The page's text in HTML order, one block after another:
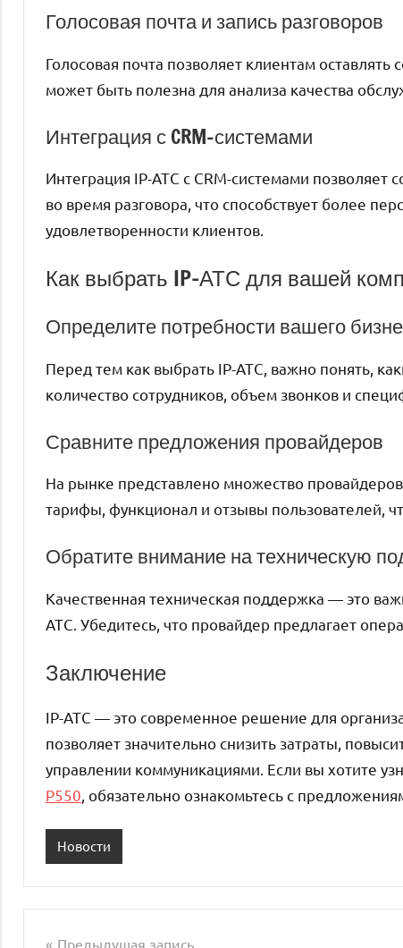
Голосовая почта и запись разговоров
Голосовая почта позволяет клиентам
может быть полезна для анализа качества
Интеграция с CRM-системами
Интеграция IP-АТС с CRM-системами позволяет
во время разговора, что способствует более
удовлетворенности клиентов.
Как выбрать IP-АТС для вашей
Определите потребности вашего
Перед тем как выбрать IP-АТС, важно понять,
количество сотрудников, объем звонков и
Сравните предложения провайдеров
На рынке представлено множество
тарифы, функционал и отзывы пользователей,
Обратите внимание на техническую
Качественная техническая поддержка — это
АТС. Убедитесь, что провайдер предлагает
Заключение
IP-АТС — это современное решение для
позволяет значительно снизить затраты,
управлении коммуникациями. Если вы хотите
P550 , обязательно ознакомьтесь с
Новости
Предыдущая запись